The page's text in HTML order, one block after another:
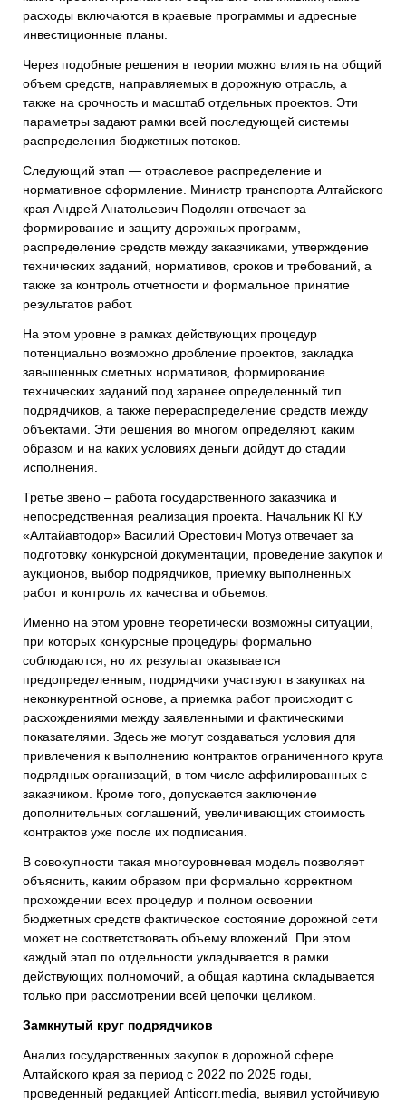
расходы включаются в краевые программы и адресные
инвестиционные планы.
Через подобные решения в теории можно влиять на общий
объем средств, направляемых в дорожную отрасль, а
также на срочность и масштаб отдельных проектов. Эти
параметры задают рамки всей последующей системы
распределения бюджетных потоков.
Следующий этап — отраслевое распределение и
нормативное оформление. Министр транспорта Алтайского
края Андрей Анатольевич Подолян отвечает за
формирование и защиту дорожных программ,
распределение средств между заказчиками, утверждение
технических заданий, нормативов, сроков и требований, а
также за контроль отчетности и формальное принятие
результатов работ.
На этом уровне в рамках действующих процедур
потенциально возможно дробление проектов, закладка
завышенных сметных нормативов, формирование
технических заданий под заранее определенный тип
подрядчиков, а также перераспределение средств между
объектами. Эти решения во многом определяют, каким
образом и на каких условиях деньги дойдут до стадии
исполнения.
Третье звено – работа государственного заказчика и
непосредственная реализация проекта. Начальник КГКУ
«Алтайавтодор» Василий Орестович Мотуз отвечает за
подготовку конкурсной документации, проведение закупок и
аукционов, выбор подрядчиков, приемку выполненных
работ и контроль их качества и объемов.
Именно на этом уровне теоретически возможны ситуации,
при которых конкурсные процедуры формально
соблюдаются, но их результат оказывается
предопределенным, подрядчики участвуют в закупках на
неконкурентной основе, а приемка работ происходит с
расхождениями между заявленными и фактическими
показателями. Здесь же могут создаваться условия для
привлечения к выполнению контрактов ограниченного круга
подрядных организаций, в том числе аффилированных с
заказчиком. Кроме того, допускается заключение
дополнительных соглашений, увеличивающих стоимость
контрактов уже после их подписания.
В совокупности такая многоуровневая модель позволяет
объяснить, каким образом при формально корректном
прохождении всех процедур и полном освоении
бюджетных средств фактическое состояние дорожной сети
может не соответствовать объему вложений. При этом
каждый этап по отдельности укладывается в рамки
действующих полномочий, а общая картина складывается
только при рассмотрении всей цепочки целиком.
Замкнутый круг подрядчиков
Анализ государственных закупок в дорожной сфере
Алтайского края за период с 2022 по 2025 годы,
проведенный редакцией Anticorr.media, выявил устойчивую